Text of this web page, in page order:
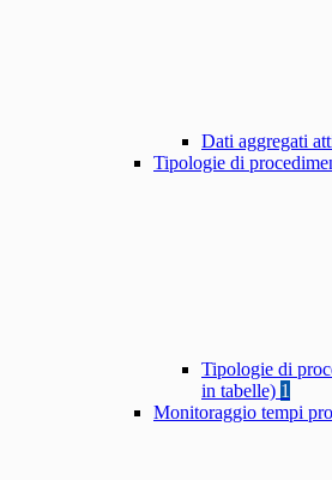
Dati aggregati
Tipologie di
Tipologie di
in tabelle) 1
Monitoraggio tempi